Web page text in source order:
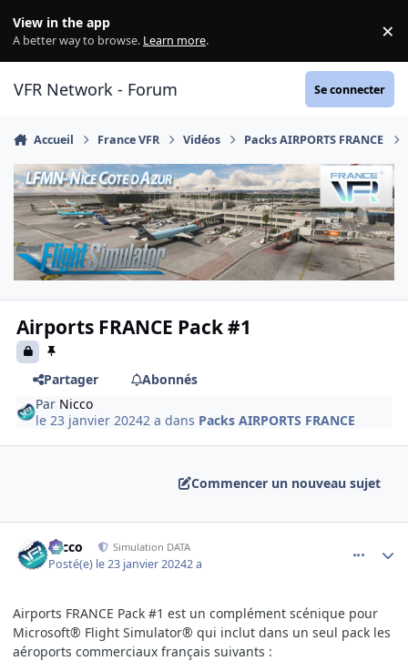
View in the app
A better way to browse. Learn more. ×
VFR Network - Forum Se connecter
Accueil France VFR Vidéos Packs AIRPORTS FRANCE
Airports FRANCE Pack #1
Partager
Abonnés
Par Nicco
le 23 janvier 20242 a dans Packs AIRPORTS FRANCE
Commencer un nouveau sujet
Nicco Simulation DATA
Posté(e) le 23 janvier 20242 a
Airports FRANCE Pack #1 est un complément scénique pour
Microsoft® Flight Simulator® qui inclut dans un seul pack les
aéroports commerciaux français suivants :